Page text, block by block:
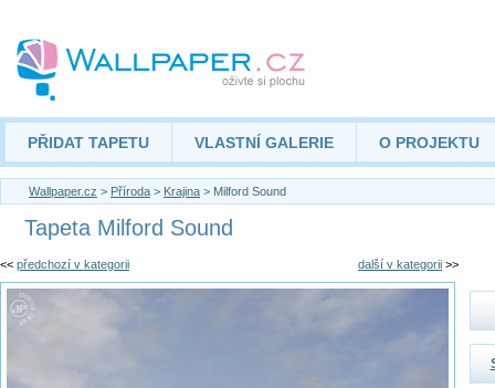
PŘIDAT TAPETU VLASTNÍ GALERIE O PROJEKTU
Wallpaper.cz > Příroda > Krajina > Milford Sound
Tapeta Milford Sound
<< předchozí v kategorii další v kategorii >>